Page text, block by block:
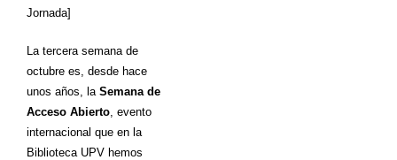
Jornada]
La tercera semana de
octubre es, desde hace
unos años, la Semana de
Acceso Abierto , evento
internacional que en la
Biblioteca UPV hemos